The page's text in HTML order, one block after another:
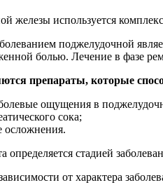
железы используется
поджелудочной
болью. Лечение в фазе
препараты, которые
ощущения в
сока;
осложнения.
определяется стадией
от характера